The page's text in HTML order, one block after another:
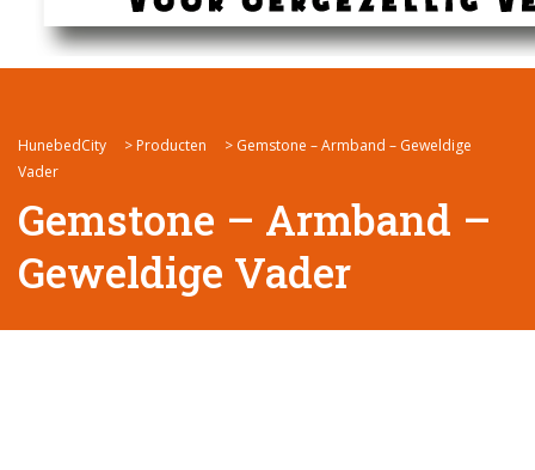
HunebedCity > Producten > Gemstone – Armband – Geweldige
Vader
Gemstone – Armband –
Geweldige Vader